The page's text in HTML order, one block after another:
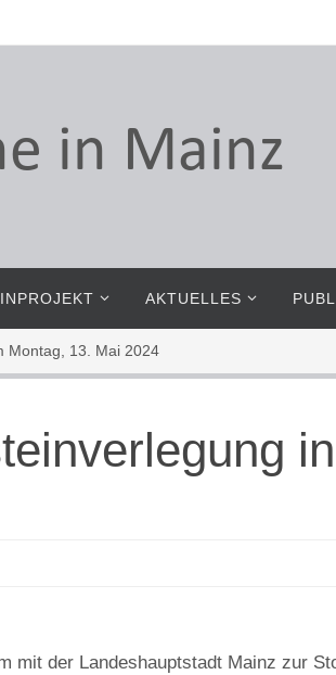
AKTUELLES
Montag, 13. Mai 2024
mit der Landeshauptstadt Mainz zur